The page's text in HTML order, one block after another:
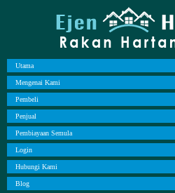
Utama
Mengenai Kami
Pembeli
Penjual
Pembiayaan Semula
Login
Hubungi Kami
Blog